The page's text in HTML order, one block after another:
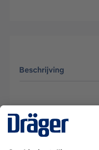
Beschrijving